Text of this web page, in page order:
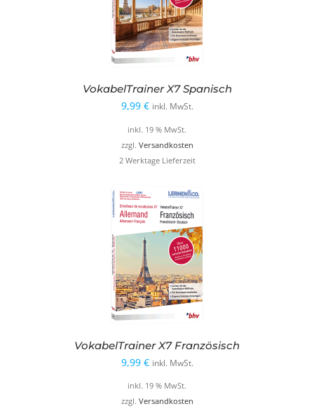
VokabelTrainer X7 Spanisch
9,99 € inkl. MwSt.
inkl. 19 % MwSt.
zzgl. Versandkosten
2 Werktage Lieferzeit
VokabelTrainer X7 Französisch
9,99 € inkl. MwSt.
inkl. 19 % MwSt.
zzgl. Versandkosten